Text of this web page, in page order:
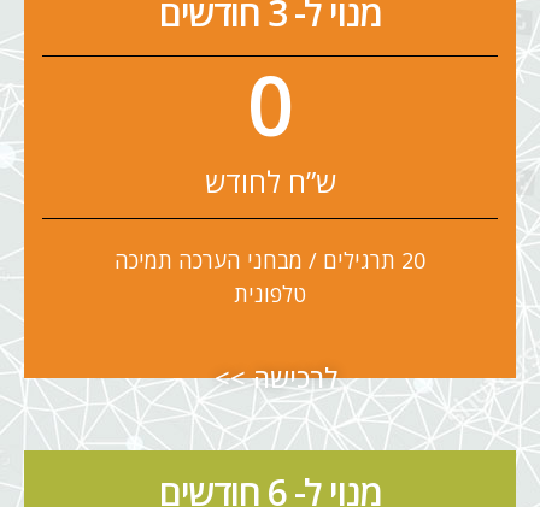
מנוי ל- 3 חודשים
0
ש”ח לחודש
20 תרגילים / מבחני הערכה תמיכה
טלפונית
לרכישה >>
מנוי ל- 6 חודשים